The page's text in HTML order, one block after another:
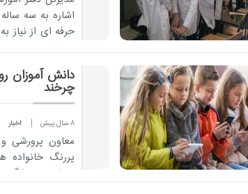
اشاره به سه
دانش آموزان
چرخند
8 سال پیش اخبار
معاون پرورشی
پررنگ
مجازی و